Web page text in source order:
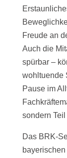
Freude an
Auch die
spürbar –
wohltuende
Pause im
sondern
Das BRK-